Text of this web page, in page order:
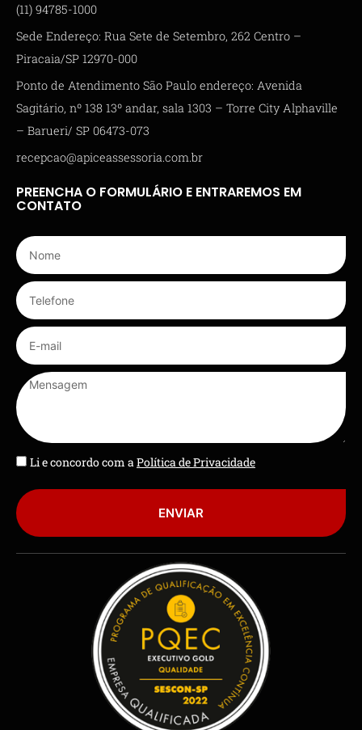
(11) 94785-1000
Sede Endereço: Rua Sete de Setembro, 262 Centro –
Piracaia/SP 12970-000
Ponto de Atendimento São Paulo endereço: Avenida
Sagitário, nº 138 13º andar, sala 1303 – Torre City Alphaville
– Barueri/ SP 06473-073
recepcao@apiceassessoria.com.br
PREENCHA O FORMULÁRIO E ENTRAREMOS EM
CONTATO
Li e concordo com a Política de Privacidade
ENVIAR